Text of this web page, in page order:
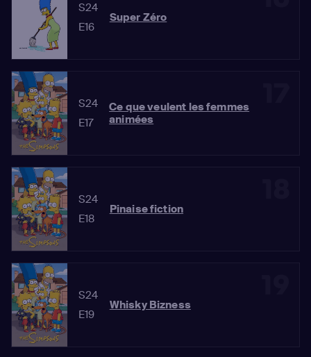
S24
E16
Super Zéro
S24
E17
Ce que veulent les femmes
animées
S24
E18
Pinaise fiction
S24
E19
Whisky Bizness